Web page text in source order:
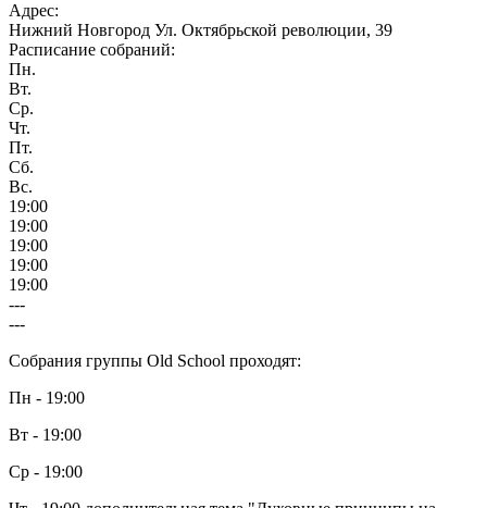
Адрес:
Нижний Новгород Ул. Октябрьской революции, 39
Расписание собраний:
Пн.
Вт.
Ср.
Чт.
Пт.
Сб.
Вс.
19:00
19:00
19:00
19:00
19:00
---
---
Собрания группы Old School проходят:
Пн - 19:00
Вт - 19:00
Ср - 19:00